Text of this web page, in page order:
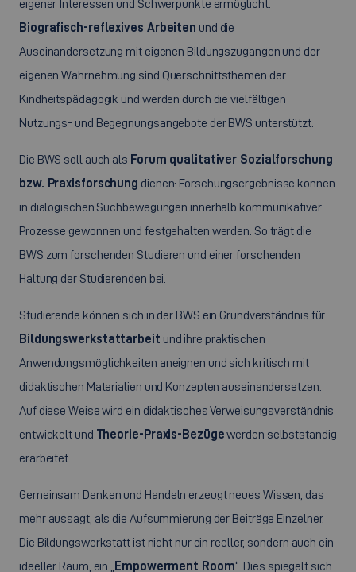
eigener Interessen und Schwerpunkte ermöglicht.
Biografisch-reflexives Arbeiten und die
Auseinandersetzung mit eigenen Bildungszugängen und der
eigenen Wahrnehmung sind Querschnittsthemen der
Kindheitspädagogik und werden durch die vielfältigen
Nutzungs- und Begegnungsangebote der BWS unterstützt.
Die BWS soll auch als Forum qualitativer Sozialforschung
bzw. Praxisforschung dienen: Forschungsergebnisse können
in dialogischen Suchbewegungen innerhalb kommunikativer
Prozesse gewonnen und festgehalten werden. So trägt die
BWS zum forschenden Studieren und einer forschenden
Haltung der Studierenden bei.
Studierende können sich in der BWS ein Grundverständnis für
Bildungswerkstattarbeit und ihre praktischen
Anwendungsmöglichkeiten aneignen und sich kritisch mit
didaktischen Materialien und Konzepten auseinandersetzen.
Auf diese Weise wird ein didaktisches Verweisungsverständnis
entwickelt und Theorie-Praxis-Bezügewerden selbstständig
erarbeitet.
Gemeinsam Denken und Handeln erzeugt neues Wissen, das
mehr aussagt, als die Aufsummierung der Beiträge Einzelner.
Die Bildungswerkstatt ist nicht nur ein reeller, sondern auch ein
ideeller Raum, ein „
Empowerment Room“. Dies spiegelt sich